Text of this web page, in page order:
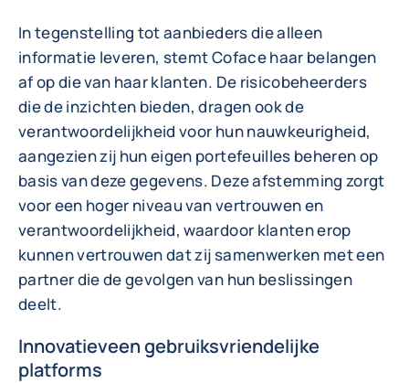
In tegenstelling tot aanbieders die alleen
informatie leveren, stemt Coface haar belangen
af op die van haar klanten. De risicobeheerders
die de inzichten bieden, dragen ook de
verantwoordelijkheid voor hun nauwkeurigheid,
aangezien zij hun eigen portefeuilles beheren op
basis van deze gegevens. Deze afstemming zorgt
voor een hoger niveau van vertrouwen en
verantwoordelijkheid, waardoor klanten erop
kunnen vertrouwen dat zij samenwerken met een
partner die de gevolgen van hun beslissingen
deelt.
Innovatieveen gebruiksvriendelijke
platforms